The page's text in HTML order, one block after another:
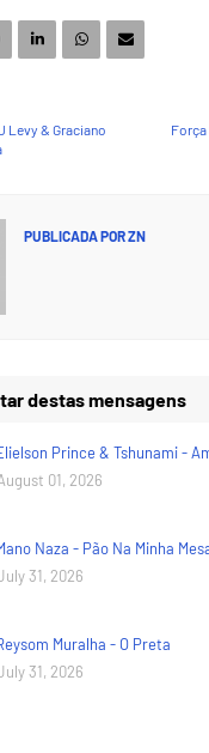
Força
Levy & Graciano
PUBLICADA PORZN
destas mensagens
Prince & Tshunami -
01, 2026
Naza - Pão Na Minha
31, 2026
Muralha - O Preta
31, 2026